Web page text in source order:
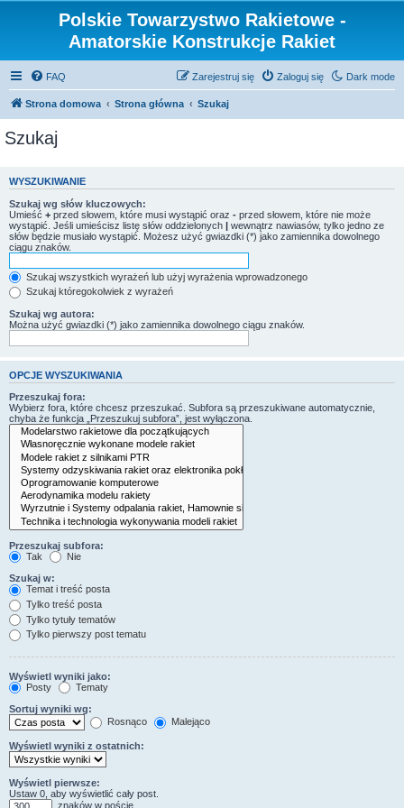
Polskie Towarzystwo Rakietowe -
Amatorskie Konstrukcje Rakiet
Dark mode
FAQ Zaloguj się
Zarejestruj się
Strona domowa Strona główna Szukaj
Szukaj
WYSZUKIWANIE
Szukaj wg słów kluczowych:
Umieść + przed słowem, które musi wystąpić oraz - przed słowem, które nie może
wystąpić. Jeśli umieścisz listę słów oddzielonych | wewnątrz nawiasów, tylko jedno ze
słów będzie musiało wystąpić. Możesz użyć gwiazdki (*) jako zamiennika dowolnego
ciągu znaków.
Szukaj wszystkich wyrażeń lub użyj wyrażenia wprowadzonego
Szukaj któregokolwiek z wyrażeń
Szukaj wg autora:
Można użyć gwiazdki (*) jako zamiennika dowolnego ciągu znaków.
OPCJE WYSZUKIWANIA
Przeszukaj fora:
Wybierz fora, które chcesz przeszukać. Subfora są przeszukiwane automatycznie,
chyba że funkcja „Przeszukuj subfora”, jest wyłączona.
Przeszukaj subfora:
Tak
Nie
Szukaj w:
Temat i treść posta
Tylko treść posta
Tylko tytuły tematów
Tylko pierwszy post tematu
Wyświetl wyniki jako:
Posty
Tematy
Sortuj wyniki wg:
Rosnąco
Malejąco
Wyświetl wyniki z ostatnich:
Wyświetl pierwsze:
Ustaw 0, aby wyświetlić cały post.
znaków w poście